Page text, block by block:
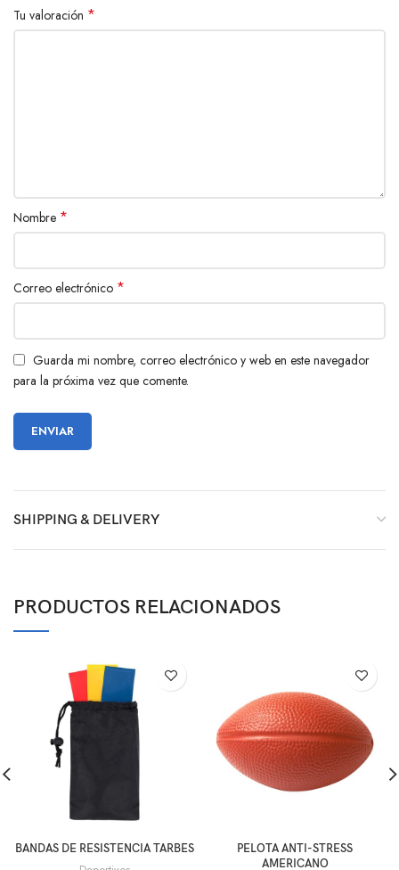
Tu valoración *
Nombre *
Correo electrónico *
Guarda mi nombre, correo electrónico y web en este navegador
para la próxima vez que comente.
SHIPPING & DELIVERY
PRODUCTOS RELACIONADOS
BANDAS DE RESISTENCIA TARBES
PELOTA ANTI-STRESS
AMERICANO